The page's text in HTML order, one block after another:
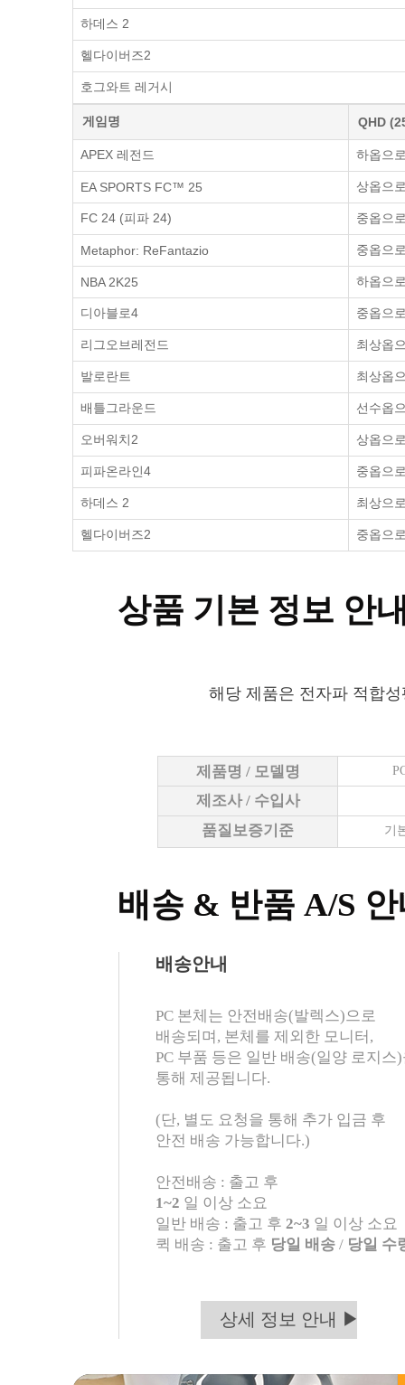
하데스 2
헬다이버즈2
호그와트 레거시
게임명 QHD
APEX 레전드 하옵으
EA SPORTS FC™ 25 상옵으
FC 24 (피파 24) 중옵으
Metaphor: ReFantazio 중옵으
NBA 2K25 하옵으
디아블로4 중옵으
리그오브레전드 최상옵
발로란트 최상옵
배틀그라운드 선수옵
오버워치2 상옵으
피파온라인4 중옵으
하데스 2 최상으
헬다이버즈2 중옵으
배송 & 반품 A/S
PC 본체는 안전배송(발렉스)으로
배송되며, 본체를 제외한 모니터,
PC 부품 등은 일반 배송(일양 로지스
통해 제공됩니다.
(단, 별도 요청을 통해 추가 입금 후
안전 배송 가능합니다.)
안전배송 : 출고 후
1~2 일 이상 소요
일반 배송 : 출고 후 2~3 일 이상 소요
퀵 배송 : 출고 후 당일 배송 / 당일 수
배송안내
상세 정보 안내 ▶
상품 기본 정보 안
해당 제품은 전자파 적합
제품명 / 모델명
제조사 / 수입사
품질보증기준
기